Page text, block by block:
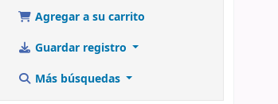
Agregar a su carrito
Guardar registro
Más búsquedas